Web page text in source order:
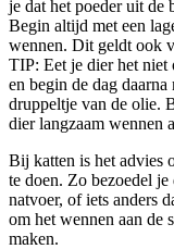
je dat het poeder uit de
Begin altijd met een
wennen. Dit geldt ook
TIP: Eet je dier het niet
en begin de dag
druppeltje van de olie.
dier langzaam wennen
Bij katten is het advies
te doen. Zo bezoedel
natvoer, of iets anders
om het wennen aan de
maken.